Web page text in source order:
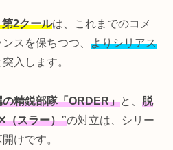
2クールは、これまでのコメ
スを保ちつつ、 よりシリアス
入します。
精鋭部隊「ORDER」と、 脱
（スラー）”の対立は、シリー
けです。